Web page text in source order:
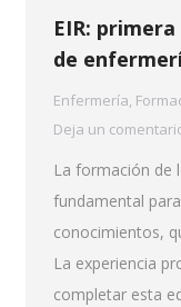
EIR:
de
Enfermería
Deja un
La formación de
fundamental
conocimientos,
La experiencia
completar esta